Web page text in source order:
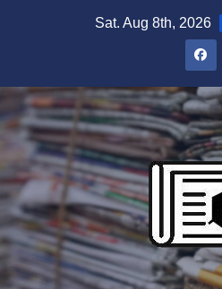
Sat. Aug 8th, 2026